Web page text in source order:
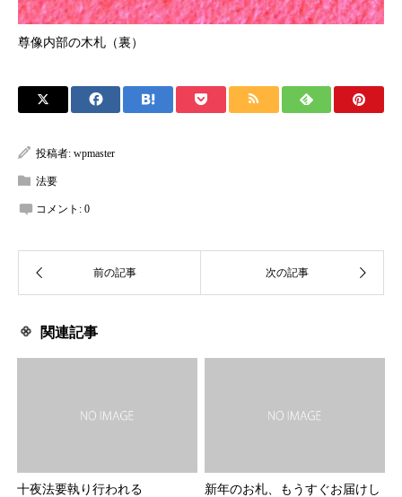
尊像内部の木札（裏）
投稿者: wpmaster
法要
コメント: 0
関連記事
十夜法要執り行われる
新年のお札、もうすぐお届けし